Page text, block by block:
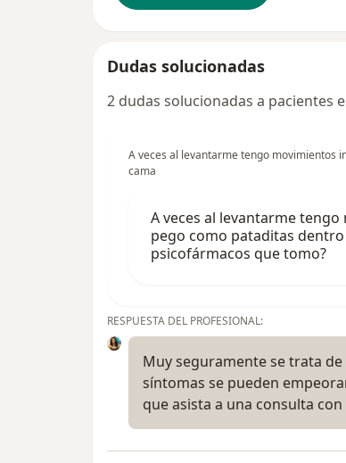
Dudas solucionadas
2 dudas solucionadas a pacientes
A veces al levantarme tengo movimientos
cama
A veces al levantarme
pego como pataditas
psicofármacos que tomo?
RESPUESTA DEL PROFESIONAL:
Muy seguramente se trata
síntomas se pueden
que asista a una consulta